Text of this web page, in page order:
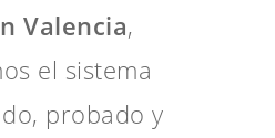
Valencia,
el sistema
probado y